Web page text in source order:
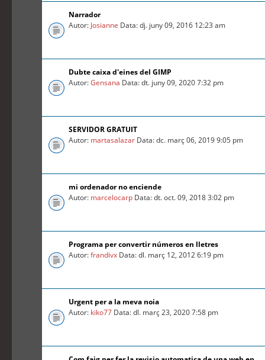
Narrador
Autor: Josianne Data: dj. juny 09, 2016 12:23 am
Dubte caixa d'eines del GIMP
Autor:Gensana Data: dt. juny 09, 2020 7:32 pm
SERVIDOR GRATUIT
Autor: martasalazar Data: dc. març 06, 2019 9:05 pm
mi ordenador no enciende
Autor: marcelocarp Data: dt. oct. 09, 2018 3:02 pm
Programa per convertir números en lletres
Autor:frandivx Data: dl. març 12, 2012 6:19 pm
Urgent per a la meva noia
Autor: kiko77 Data: dl. març 23, 2020 7:58 pm